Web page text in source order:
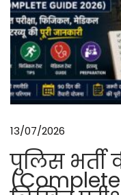
डिं
ग
औ
र
नि
ग
पो
जी
13/07/2026
पुलिस भर्ती